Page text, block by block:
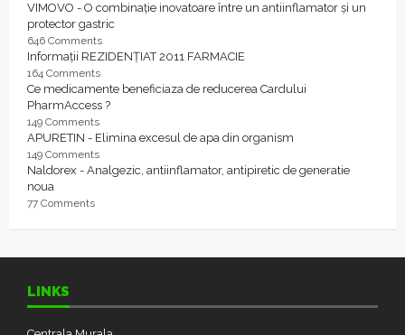
VIMOVO - O combinație inovatoare între un antiinflamator și un
protector gastric
646 Comments
Informații REZIDENȚIAT 2011 FARMACIE
164 Comments
Ce medicamente beneficiaza de reducerea Cardului
PharmAccess ?
149 Comments
APURETIN - Elimina excesul de apa din organism
149 Comments
Naldorex - Analgezic, antiinflamator, antipiretic de generatie
noua
77 Comments
LINKS